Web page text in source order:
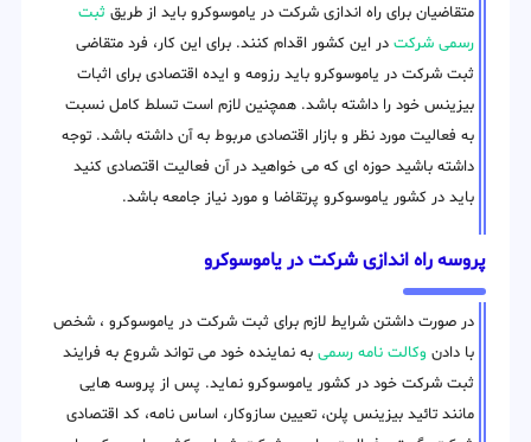
متقاضیان برای راه اندازی شرکت در یاموسوکرو باید از طریق ثبت
رسمی شرکت در این کشور اقدام کنند. برای این کار، فرد متقاضی
ثبت شرکت در یاموسوکرو باید رزومه و ایده اقتصادی برای اثبات
بیزینس خود را داشته باشد. همچنین لازم است تسلط کامل نسبت
به فعالیت مورد نظر و بازار اقتصادی مربوط به آن داشته باشد. توجه
داشته باشید حوزه ای که می خواهید در آن فعالیت اقتصادی کنید
باید در کشور یاموسوکرو پرتقاضا و مورد نیاز جامعه باشد.
پروسه راه اندازی شرکت در یاموسوکرو
در صورت داشتن شرایط لازم برای ثبت شرکت در یاموسوکرو ، شخص
با دادن وکالت نامه رسمی به نماینده خود می تواند شروع به فرایند
ثبت شرکت خود در کشور یاموسوکرو نماید. پس از پروسه هایی
مانند تائید بیزینس پلن، تعیین سازوکار، اساس نامه، کد اقتصادی